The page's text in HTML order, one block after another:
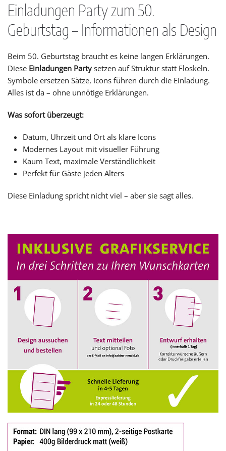
Einladungen Party zum 50.
Geburtstag – Informationen als Design
Beim 50. Geburtstag braucht es keine langen Erklärungen.
Diese Einladungen Party setzen auf Struktur statt Floskeln.
Symbole ersetzen Sätze, Icons führen durch die Einladung.
Alles ist da – ohne unnötige Erklärungen.
Was sofort überzeugt:
Datum, Uhrzeit und Ort als klare Icons
Modernes Layout mit visueller Führung
Kaum Text, maximale Verständlichkeit
Perfekt für Gäste jeden Alters
Diese Einladung spricht nicht viel – aber sie sagt alles.